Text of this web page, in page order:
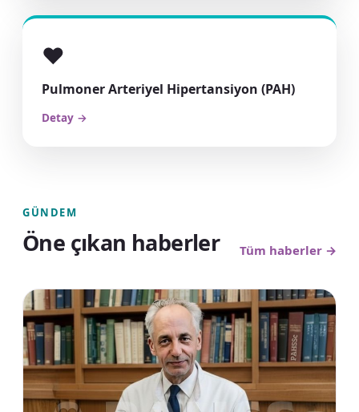
❤️
Pulmoner Arteriyel Hipertansiyon (PAH)
Detay →
GÜNDEM
Öne çıkan haberler Tüm haberler →